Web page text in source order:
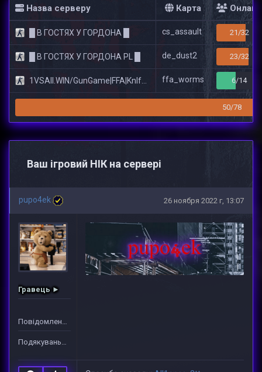
Назва серверу Карта Онлайн
█ В ГОСТЯХ У ГОРДОНА █ cs_assault 21/32
█ В ГОСТЯХ У ГОРДОНА PL █ de_dust2 23/32
1VSAll.WIN/GunGame|FFA|KnIfE MoD ffa_worms 6/14
50/78
Ваш ігровий НІК на сервері
pupo4ek 26 ноября 2022 г, 13:07
Гравець ►
Повідомлень: 3
Подякувань: 65